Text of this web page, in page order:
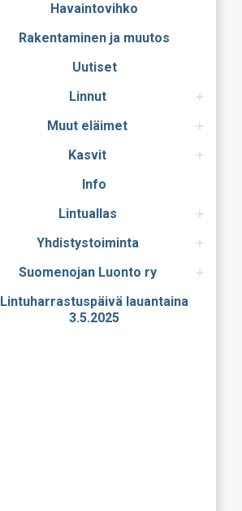
Havaintovihko
Rakentaminen ja muutos
Uutiset
Linnut
Muut eläimet
Kasvit
Info
Lintuallas
Yhdistystoiminta
Suomenojan Luonto ry
Lintuharrastuspäivä lauantaina
3.5.2025